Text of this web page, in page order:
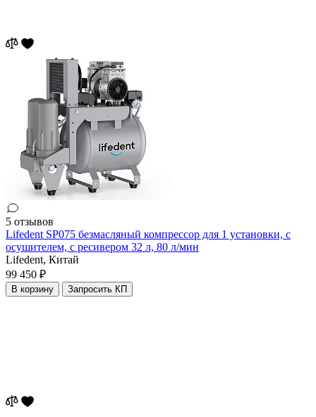
5 отзывов
Lifedent SP075 безмасляный компрессор для 1 установки, с
осушителем, с ресивером 32 л, 80 л/мин
Lifedent, Китай
99 450 ₽
В корзину Запросить КП